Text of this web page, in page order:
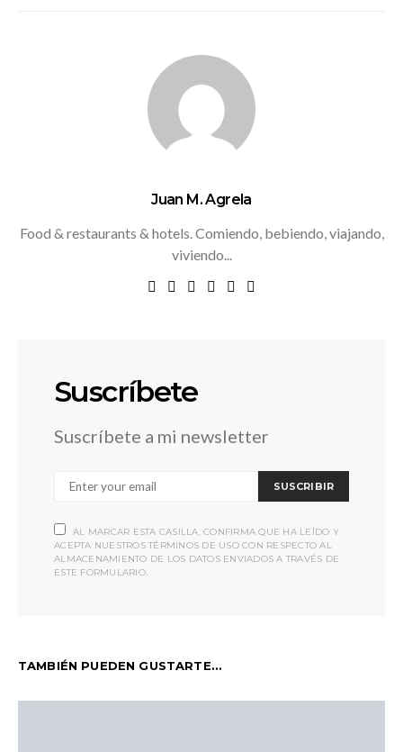
Juan M. Agrela
Food & restaurants & hotels. Comiendo, bebiendo, viajando,
viviendo...
Suscríbete
Suscríbete a mi newsletter
SUSCRIBIR
AL MARCAR ESTA CASILLA, CONFIRMA QUE HA LEÍDO Y
ACEPTA NUESTROS TÉRMINOS DE USO CON RESPECTO AL
ALMACENAMIENTO DE LOS DATOS ENVIADOS A TRAVÉS DE
ESTE FORMULARIO.
TAMBIÉN PUEDEN GUSTARTE...